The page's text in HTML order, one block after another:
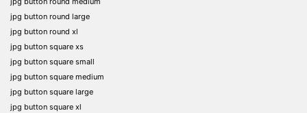
jpg button round large
jpg button round xl
jpg button square xs
jpg button square small
jpg button square medium
jpg button square large
jpg button square xl